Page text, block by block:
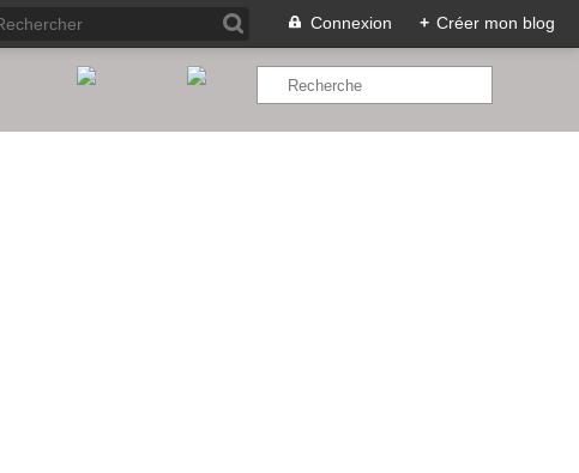
Connexion + Créer mon blog